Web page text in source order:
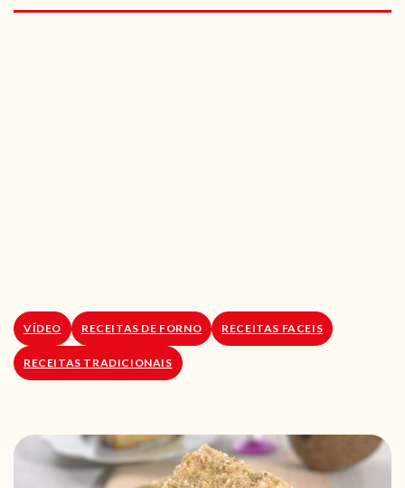
RECEITAS VEGGIE
VÍDEO RECEITAS DE FORNO RECEITAS FACEIS
RECEITAS TRADICIONAIS